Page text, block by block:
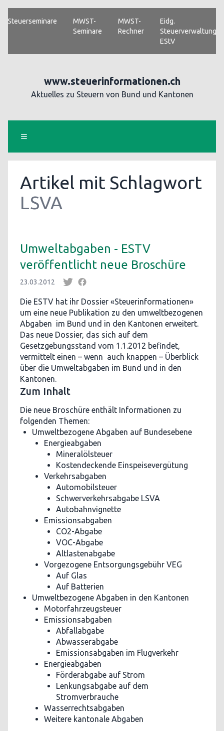
Steuerseminare
MWST-
Seminare
MWST-
Rechner
Eidg.
Steuerverwaltung
EStV
www.steuerinformationen.ch
Aktuelles zu Steuern von Bund und Kantonen
Artikel mit Schlagwort
LSVA
Umweltabgaben - ESTV
veröffentlicht neue Broschüre
23.03.2012
Die ESTV hat ihr Dossier «Steuerinformationen»
um eine neue Publikation zu den umweltbezogenen
Abgaben im Bund und in den Kantonen erweitert.
Das neue Dossier, das sich auf dem
Gesetzgebungsstand vom 1.1.2012 befindet,
vermittelt einen – wenn auch knappen – Überblick
über die Umweltabgaben im Bund und in den
Kantonen.
Zum Inhalt
Die neue Broschüre enthält Informationen zu
folgenden Themen:
Umweltbezogene Abgaben auf Bundesebene
Energieabgaben
Mineralölsteuer
Kostendeckende Einspeisevergütung
Verkehrsabgaben
Automobilsteuer
Schwerverkehrsabgabe LSVA
Autobahnvignette
Emissionsabgaben
CO2-Abgabe
VOC-Abgabe
Altlastenabgabe
Vorgezogene Entsorgungsgebühr VEG
Auf Glas
Auf Batterien
Umweltbezogene Abgaben in den Kantonen
Motorfahrzeugsteuer
Emissionsabgaben
Abfallabgabe
Abwasserabgabe
Emissionsabgaben im Flugverkehr
Energieabgaben
Förderabgabe auf Strom
Lenkungsabgabe auf dem
Stromverbrauche
Wasserrechtsabgaben
Weitere kantonale Abgaben